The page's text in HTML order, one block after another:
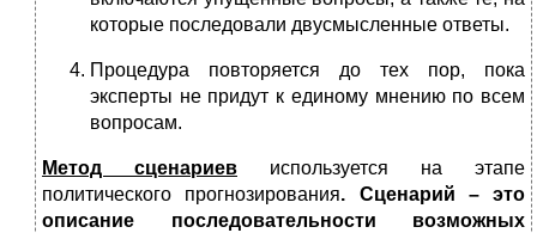
которые последовали двусмысленные ответы.
Процедура повторяется до тех пор, пока
эксперты не придут к единому мнению по всем
вопросам.
Метод сценариев
используется на этапе
политического прогнозирования. Сценарий – это
описание последовательности возможных